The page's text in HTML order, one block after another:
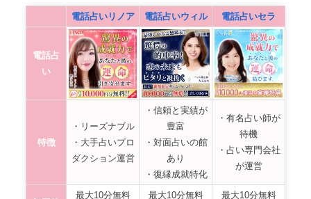
電話占いリノア 電話占いウィル 電話占いセラ
電話占
い
特徴
・リーズナブル
・大手占いプロ
ダクション運営
・信頼と実績が
豊富
・対面占いの館
あり
・復縁成就特化
・有名占い師が
待機
・占い専門会社
が運営
最大10分無料
最大10分無料
最大10分無料